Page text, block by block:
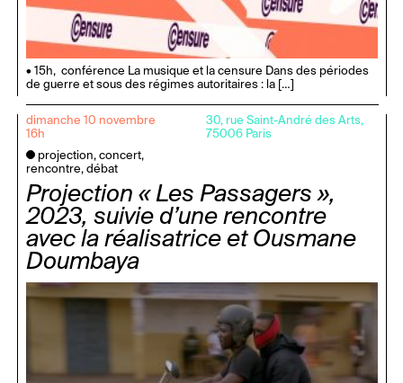
• 15h, conférence La musique et la censure Dans des périodes
de guerre et sous des régimes autoritaires : la […]
dimanche 10 novembre
16h
30, rue Saint-André des Arts,
75006 Paris
projection, concert,
rencontre, débat
Projection « Les Passagers »,
2023, suivie d’une rencontre
avec la réalisatrice et Ousmane
Doumbaya